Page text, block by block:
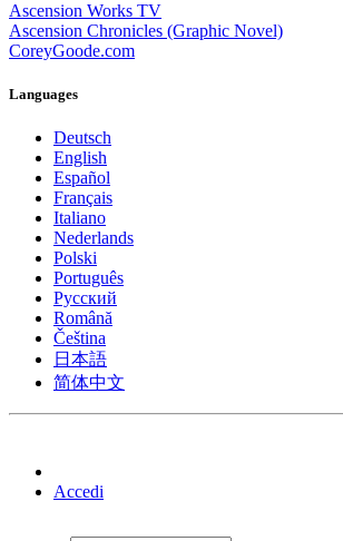
Ascension Works TV
Ascension Chronicles (Graphic Novel)
CoreyGoode.com
Languages
Deutsch
English
Español
Français
Italiano
Nederlands
Polski
Português
Pусский
Română
Čeština
日本語
简体中文
Accedi